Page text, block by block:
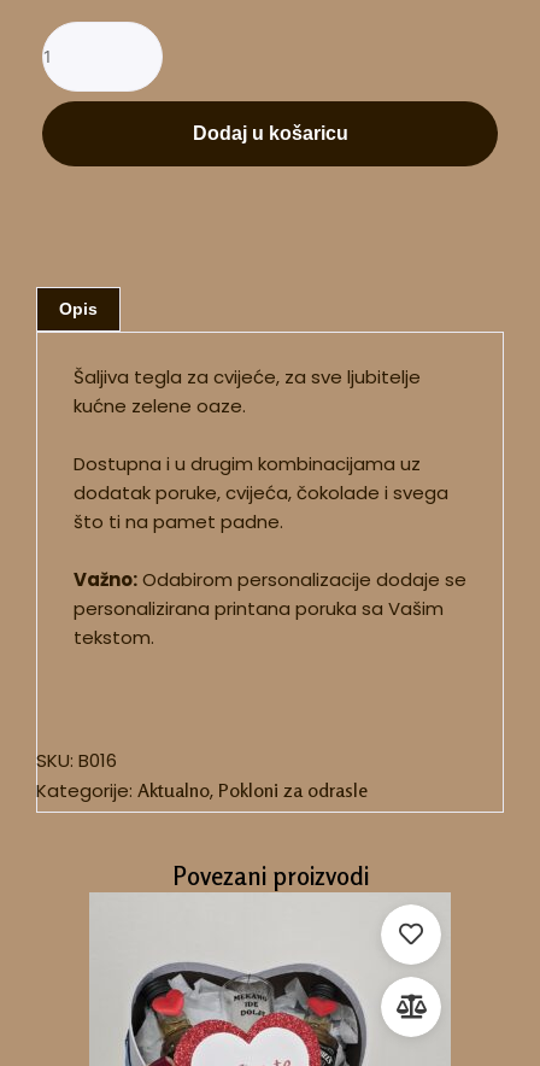
Dodaj u košaricu
Opis
Šaljiva tegla za cvijeće, za sve ljubitelje
kućne zelene oaze.
Dostupna i u drugim kombinacijama uz
dodatak poruke, cvijeća, čokolade i svega
što ti na pamet padne.
Važno:Odabirom personalizacije dodaje se
personalizirana printana poruka sa Vašim
tekstom.
SKU: B016
Kategorije: Aktualno, Pokloni za odrasle
Povezani proizvodi